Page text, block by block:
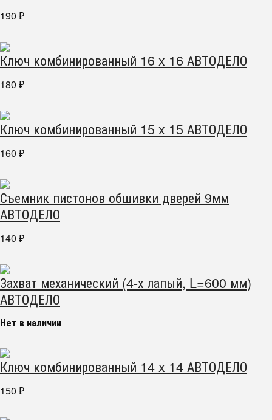
190 ₽
Ключ комбинированный 16 x 16 АВТОДЕЛО
180 ₽
Ключ комбинированный 15 x 15 АВТОДЕЛО
160 ₽
Съемник пистонов обшивки дверей 9мм
АВТОДЕЛО
140 ₽
Захват механический (4-х лапый, L=600 мм)
АВТОДЕЛО
Нет в наличии
Ключ комбинированный 14 x 14 АВТОДЕЛО
150 ₽